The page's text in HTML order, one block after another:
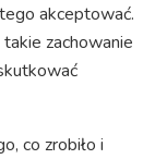
akceptować.
zachowanie
co zrobiło i